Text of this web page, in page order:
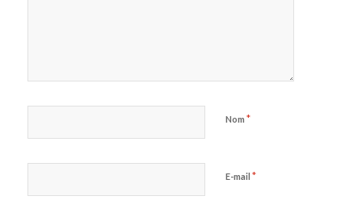
Nom *
E-mail *